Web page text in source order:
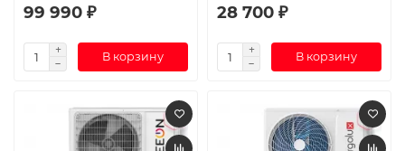
99 990 ₽
В корзину
28 700 ₽
В корзину